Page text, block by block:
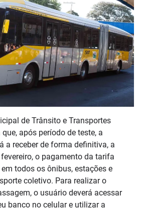
de Trânsito e Transportes
após período de teste, a
a receber de forma definitiva, a
o pagamento da tarifa
todos os ônibus, estações e
coletivo. Para realizar o
o usuário deverá acessar
banco no celular e utilizar a